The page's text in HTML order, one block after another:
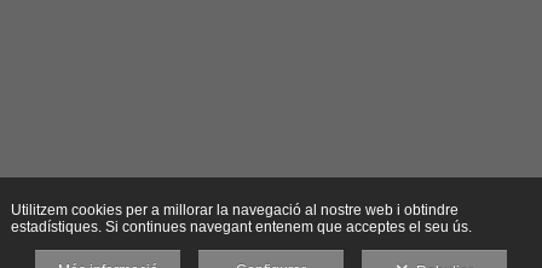
Utilitzem cookies per a millorar la navegació al nostre web i obtindre
estadístiques. Si continues navegant entenem que acceptes el seu ús.